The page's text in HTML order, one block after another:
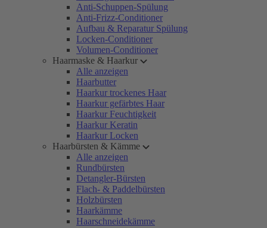
Anti-Schuppen-Spülung
Anti-Frizz-Conditioner
Aufbau & Reparatur Spülung
Locken-Conditioner
Volumen-Conditioner
Haarmaske & Haarkur
Alle anzeigen
Haarbutter
Haarkur trockenes Haar
Haarkur gefärbtes Haar
Haarkur Feuchtigkeit
Haarkur Keratin
Haarkur Locken
Haarbürsten & Kämme
Alle anzeigen
Rundbürsten
Detangler-Bürsten
Flach- & Paddelbürsten
Holzbürsten
Haarkämme
Haarschneidekämme